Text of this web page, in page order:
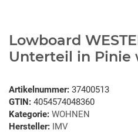
Lowboard
Unterteil in Pinie
Artikelnummer: 37400513
GTIN: 4054574048360
Kategorie: WOHNEN
Hersteller: IMV